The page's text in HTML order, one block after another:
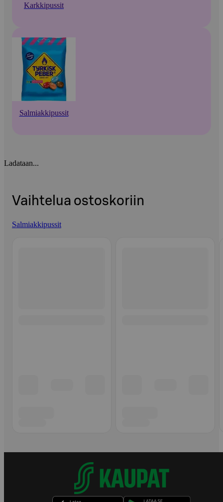
Karkkipussit
Salmiakkipussit
Ladataan...
Vaihtelua ostoskoriin
Salmiakkipussit